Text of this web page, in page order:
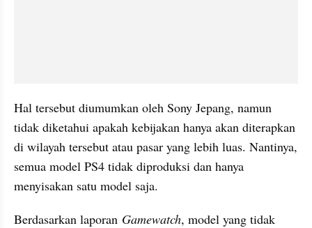
Hal tersebut diumumkan oleh Sony Jepang, namun
tidak diketahui apakah kebijakan hanya akan diterapkan
di wilayah tersebut atau pasar yang lebih luas. Nantinya,
semua model PS4 tidak diproduksi dan hanya
menyisakan satu model saja.
Berdasarkan laporan Gamewatch, model yang tidak